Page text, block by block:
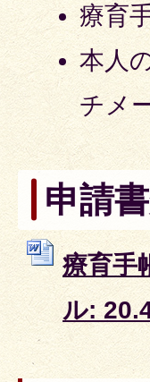
療育
本人
チメ
申請
療育手
ル: